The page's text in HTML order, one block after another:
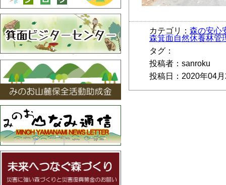
カテゴリ： 森の安心
森箕面自然休養林管
タグ：
投稿者：sanroku
投稿日：2020年04